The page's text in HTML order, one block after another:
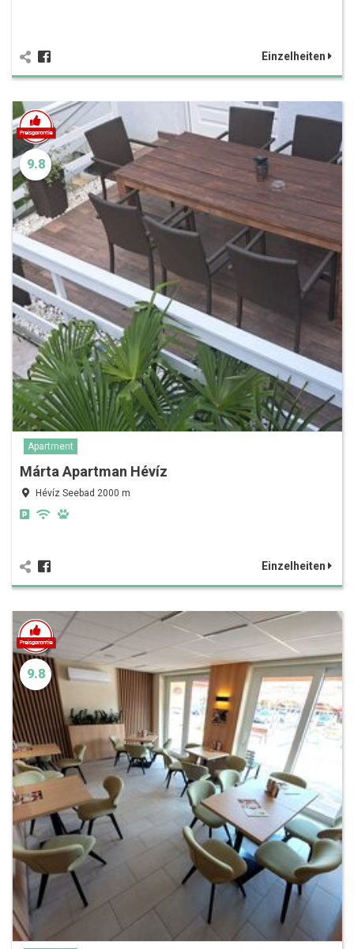
Einzelheiten
9.8
Apartment
Márta Apartman Hévíz
Hévíz Seebad 2000 m
Einzelheiten
9.8